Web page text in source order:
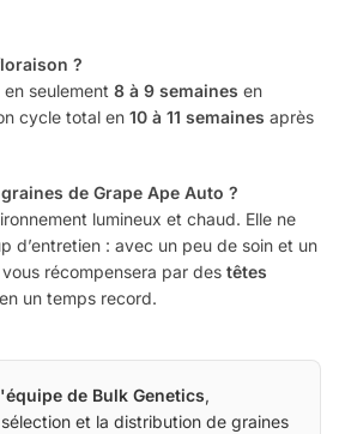
?
seulement 8 à 9 semaines en
cycle total en 10 à 11 semaines après
de Grape Ape Auto ?
lumineux et chaud. Elle ne
d’entretien : avec un peu de soin et un
récompensera par des têtes
en un temps record.
de Bulk Genetics,
et la distribution de graines